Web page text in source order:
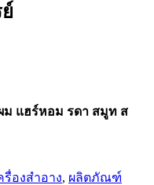
ม แฮร์หอม รดา สมูท ส
รื่องสำอาง, ผลิตภัณฑ์